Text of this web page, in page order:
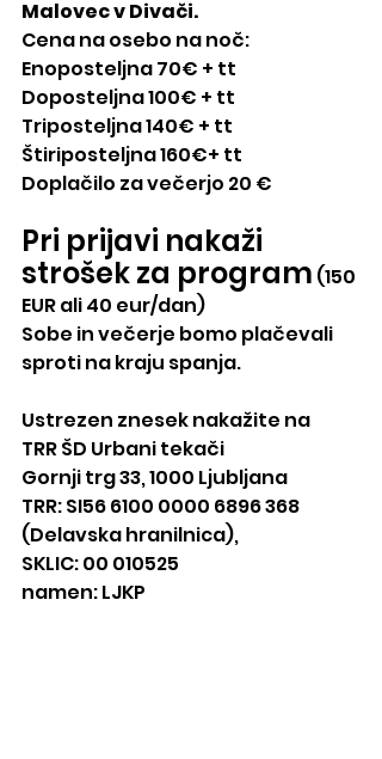
Malovec v Divači.
Cena na osebo na noč:
Enoposteljna 70€ + tt
Doposteljna 100€ + tt
Triposteljna 140€ + tt
Štiriposteljna 160€+ tt
Doplačilo za večerjo 20 €
Pri prijavi nakaži
strošek za program (150
EUR ali 40 eur/dan)
Sobe in večerje bomo plačevali
sproti na kraju spanja.
Ustrezen znesek nakažite na
TRR ŠD Urbani tekači
Gornji trg 33, 1000 Ljubljana
TRR: SI56 6100 0000 6896 368
(Delavska hranilnica),
SKLIC: 00 010525
namen: LJKP